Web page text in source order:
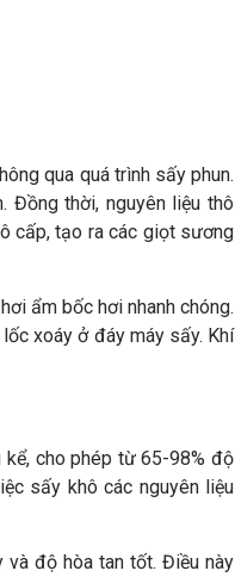
qua quá trình sấy phun.
Đồng thời, nguyên liệu thô
cấp, tạo ra các giọt sương
ẩm bốc hơi nhanh chóng.
xoáy ở đáy máy sấy. Khí
cho phép từ 65-98% độ
sấy khô các nguyên liệu
độ hòa tan tốt. Điều này